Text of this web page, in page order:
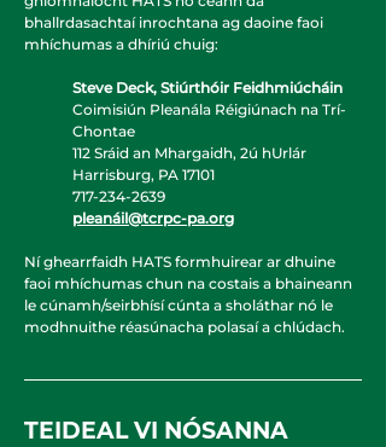
bhallrdasachtaí inrochtana ag daoine faoi
mhíchumas a dhíriú chuig:
Steve Deck, Stiúrthóir Feidhmiúcháin
Coimisiún Pleanála Réigiúnach na Trí-
Chontae
112 Sráid an Mhargaidh, 2ú hUrlár
Harrisburg, PA 17101
717-234-2639
pleanáil@tcrpc-pa.org
Ní ghearrfaidh HATS formhuirear ar dhuine
faoi mhíchumas chun na costais a bhaineann
le cúnamh/seirbhísí cúnta a sholáthar nó le
modhnuithe réasúnacha polasaí a chlúdach.
TEIDEAL VI NÓSANNA